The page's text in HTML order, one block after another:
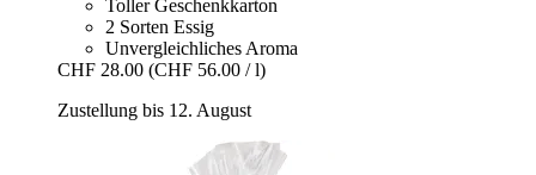
Toller Geschenkkarton
2 Sorten Essig
Unvergleichliches Aroma
CHF 28.00 (CHF 56.00 / l)
Zustellung bis 12. August